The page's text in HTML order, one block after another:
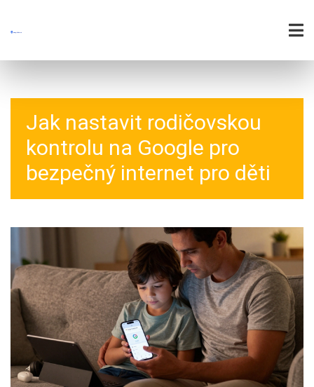
Jak nastavit rodičovskou
kontrolu na Google pro
bezpečný internet pro děti